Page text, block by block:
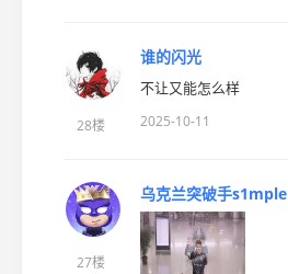
28楼
谁的闪光
不让又能怎么样
2025-10-11
27楼
乌克兰突破手s1mple